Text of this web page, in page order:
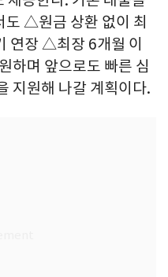
도 △원금 상환 없이 최
연장 △최장 6개월 이
하며 앞으로도 빠른 심
지원해 나갈 계획이다.